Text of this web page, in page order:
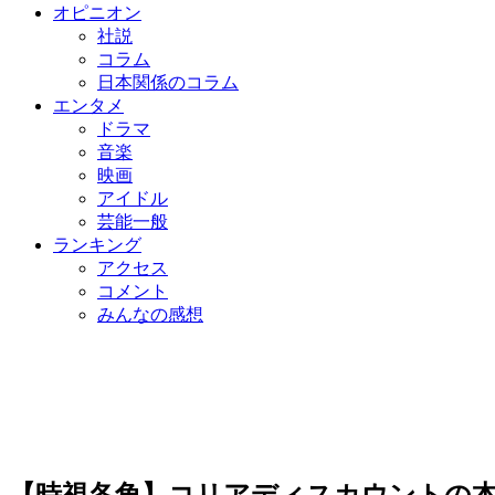
オピニオン
社説
コラム
日本関係のコラム
エンタメ
ドラマ
音楽
映画
アイドル
芸能一般
ランキング
アクセス
コメント
みんなの感想